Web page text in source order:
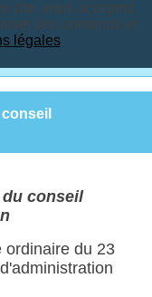
site, vous acceptez
des contenus et
légales.
duconseil
ordinaire du 23